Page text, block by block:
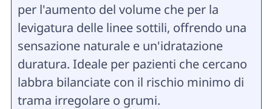
per l'aumento del volume che per la
levigatura delle linee sottili, offrendo una
sensazione naturale e un'idratazione
duratura. Ideale per pazienti che cercano
labbra bilanciate con il rischio minimo di
trama irregolare o grumi.